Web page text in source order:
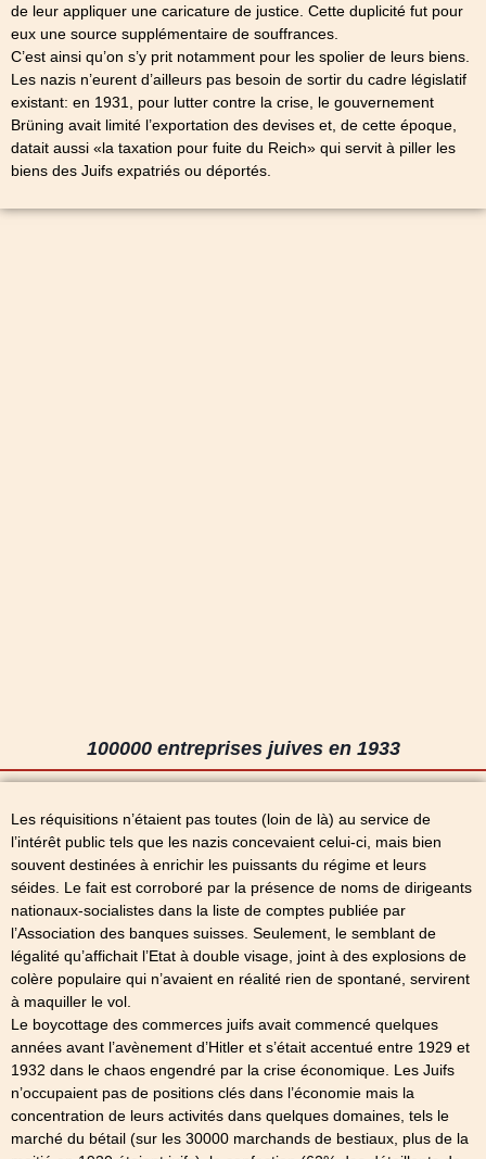
de leur appliquer une caricature de justice. Cette duplicité fut pour
eux une source supplémentaire de souffrances.
C’est ainsi qu’on s’y prit notamment pour les spolier de leurs biens.
Les nazis n’eurent d’ailleurs pas besoin de sortir du cadre législatif
existant: en 1931, pour lutter contre la crise, le gouvernement
Brüning avait limité l’exportation des devises et, de cette époque,
datait aussi «la taxation pour fuite du Reich» qui servit à piller les
biens des Juifs expatriés ou déportés.
100000 entreprises juives en 1933
Les réquisitions n’étaient pas toutes (loin de là) au service de
l’intérêt public tels que les nazis concevaient celui-ci, mais bien
souvent destinées à enrichir les puissants du régime et leurs
séides. Le fait est corroboré par la présence de noms de dirigeants
nationaux-socialistes dans la liste de comptes publiée par
l’Association des banques suisses. Seulement, le semblant de
légalité qu’affichait l’Etat à double visage, joint à des explosions de
colère populaire qui n’avaient en réalité rien de spontané, servirent
à maquiller le vol.
Le boycottage des commerces juifs avait commencé quelques
années avant l’avènement d’Hitler et s’était accentué entre 1929 et
1932 dans le chaos engendré par la crise économique. Les Juifs
n’occupaient pas de positions clés dans l’économie mais la
concentration de leurs activités dans quelques domaines, tels le
marché du bétail (sur les 30000 marchands de bestiaux, plus de la